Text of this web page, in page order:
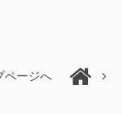
ページへ